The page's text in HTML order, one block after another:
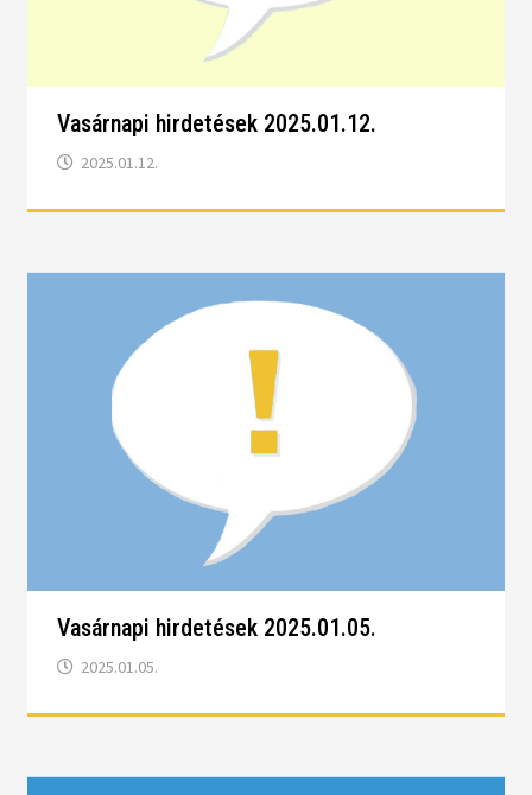
Vasárnapi hirdetések 2025.01.12.
2025.01.12.
Vasárnapi hirdetések 2025.01.05.
2025.01.05.